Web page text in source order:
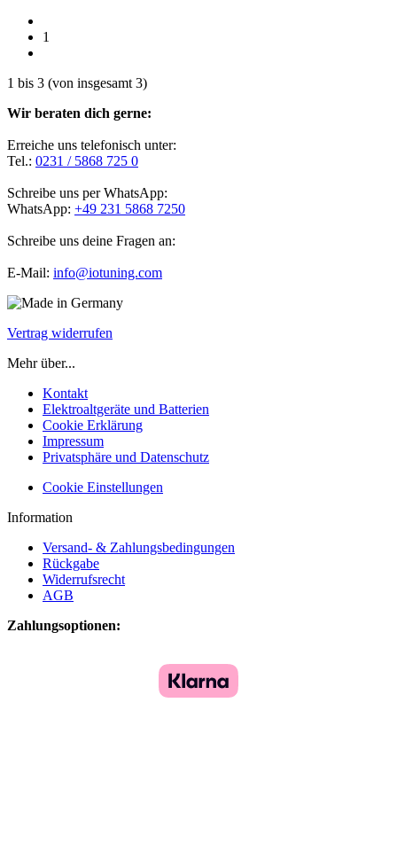
1
1 bis 3 (von insgesamt 3)
Wir beraten dich gerne:
Erreiche uns telefonisch unter:
Tel.: 0231 / 5868 725 0
Schreibe uns per WhatsApp:
WhatsApp: +49 231 5868 7250
Schreibe uns deine Fragen an:
E-Mail: info@iotuning.com
Vertrag widerrufen
Mehr über...
Kontakt
Elektroaltgeräte und Batterien
Cookie Erklärung
Impressum
Privatsphäre und Datenschutz
Cookie Einstellungen
Information
Versand- & Zahlungsbedingungen
Rückgabe
Widerrufsrecht
AGB
Zahlungsoptionen: